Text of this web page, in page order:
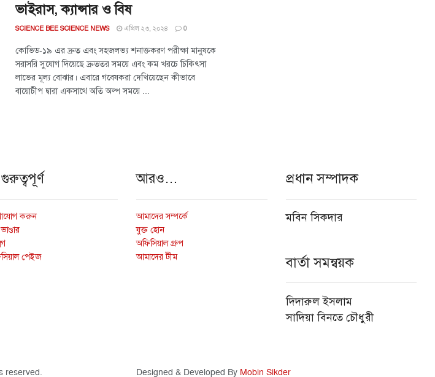
ভাইরাস, ক্যান্সার ও বিষ
SCIENCE BEE SCIENCE NEWS এপ্রিল ২৩, ২০২৪ 0
কোভিড-১৯ এর দ্রুত এবং সহজলভ্য শনাক্তকরণ পরীক্ষা মানুষকে
সরাসরি সুযোগ দিয়েছে দ্রুততর সময়ে এবং কম খরচে চিকিৎসা
লাভের মূল্য বোঝার। এবারে গবেষকরা দেখিয়েছেন কীভাবে
বায়োচীপ দ্বারা একসাথে অতি অল্প সময়ে ...
করুন
পেইজ
আরও…
আমাদের সম্পর্কে
যুক্ত হোন
অফিসিয়াল গ্রুপ
আমাদের টীম
প্রধান সম্পাদক
মবিন সিকদার
বার্তা সমন্বয়ক
দিদারুল ইসলাম
সাদিয়া বিনতে চৌধুরী
reserved. Designed & Developed By Mobin Sikder